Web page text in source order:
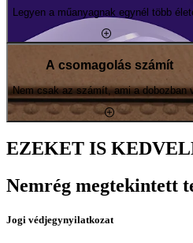
Legyen a műanyagnak egynél több
A csomagolás számít
Nem csak az számít, ami a dobozban
EZEKET IS
Nemrég megtekintett
Jogi védjegynyilatkozat